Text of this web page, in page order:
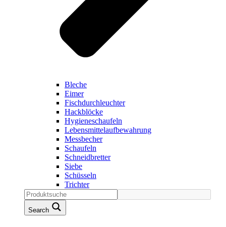
Bleche
Eimer
Fischdurchleuchter
Hackblöcke
Hygieneschaufeln
Lebensmittelaufbewahrung
Messbecher
Schaufeln
Schneidbretter
Siebe
Schüsseln
Trichter
Search